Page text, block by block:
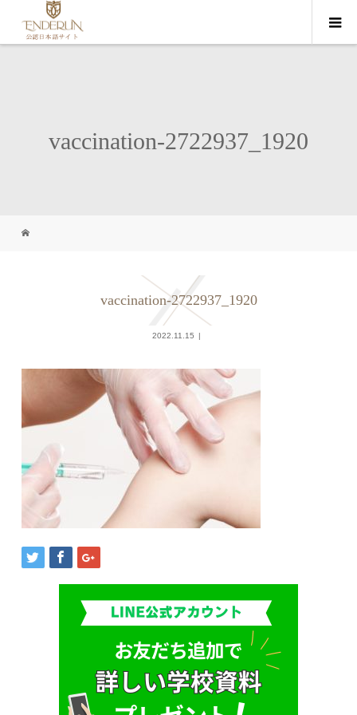
vaccination-2722937_1920
vaccination-2722937_1920
2022.11.15